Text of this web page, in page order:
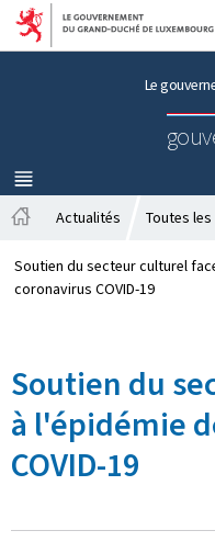
Aller au
Aller
Le
MENU
PRINCIPAL
c
c
l
Actualités Toutes
Soutien du secteur culturel
coronavirus COVID-19
Soutien du
à l'épidémie
COVID-19